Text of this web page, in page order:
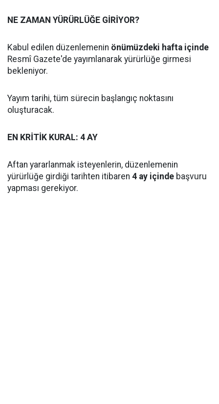
NE ZAMAN YÜRÜRLÜĞE GİRİYOR?
Kabul edilen düzenlemenin önümüzdeki hafta içinde
Resmî Gazete'de yayımlanarak yürürlüğe girmesi
bekleniyor.
Yayım tarihi, tüm sürecin başlangıç noktasını
oluşturacak.
EN KRİTİK KURAL: 4 AY
Aftan yararlanmak isteyenlerin, düzenlemenin
yürürlüğe girdiği tarihten itibaren 4 ay içinde başvuru
yapması gerekiyor.